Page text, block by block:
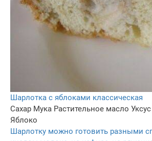
Шарлотка с яблоками классическая
Сахар Мука Растительное масло Уксус
Яблоко
Шарлотку можно готовить разными